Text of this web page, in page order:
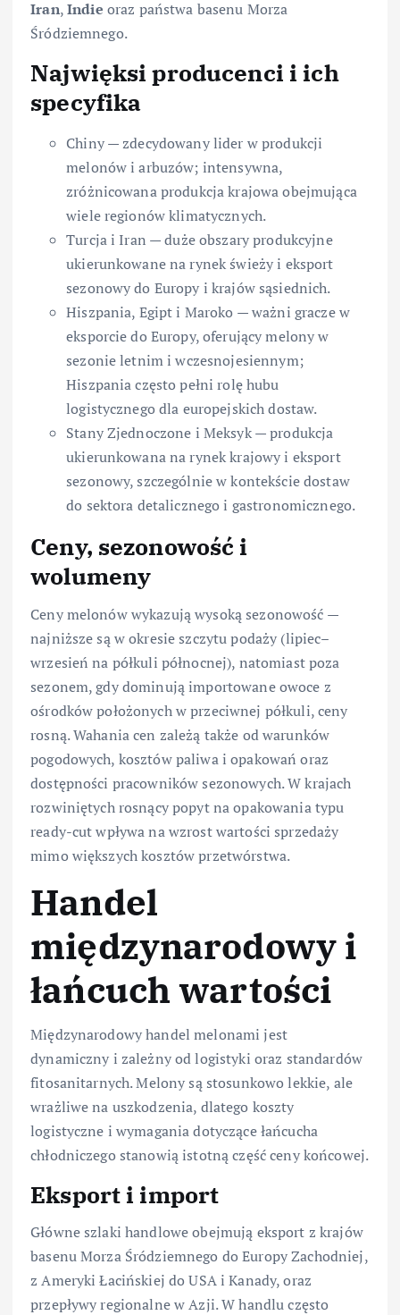
Iran,Indie oraz państwa basenu Morza
Śródziemnego.
Najwięksi producenci i ich
specyfika
Chiny — zdecydowany lider w produkcji
melonów i arbuzów; intensywna,
zróżnicowana produkcja krajowa obejmująca
wiele regionów klimatycznych.
Turcja i Iran — duże obszary produkcyjne
ukierunkowane na rynek świeży i eksport
sezonowy do Europy i krajów sąsiednich.
Hiszpania, Egipt i Maroko — ważni gracze w
eksporcie do Europy, oferujący melony w
sezonie letnim i wczesnojesiennym;
Hiszpania często pełni rolę hubu
logistycznego dla europejskich dostaw.
Stany Zjednoczone i Meksyk — produkcja
ukierunkowana na rynek krajowy i eksport
sezonowy, szczególnie w kontekście dostaw
do sektora detalicznego i gastronomicznego.
Ceny, sezonowość i
wolumeny
Ceny melonów wykazują wysoką sezonowość —
najniższe są w okresie szczytu podaży (lipiec–
wrzesień na półkuli północnej), natomiast poza
sezonem, gdy dominują importowane owoce z
ośrodków położonych w przeciwnej półkuli, ceny
rosną. Wahania cen zależą także od warunków
pogodowych, kosztów paliwa i opakowań oraz
dostępności pracowników sezonowych. W krajach
rozwiniętych rosnący popyt na opakowania typu
ready-cut wpływa na wzrost wartości sprzedaży
mimo większych kosztów przetwórstwa.
Handel
międzynarodowy i
łańcuch wartości
Międzynarodowy handel melonami jest
dynamiczny i zależny od logistyki oraz standardów
fitosanitarnych. Melony są stosunkowo lekkie, ale
wrażliwe na uszkodzenia, dlatego koszty
logistyczne i wymagania dotyczące łańcucha
chłodniczego stanowią istotną część ceny końcowej.
Eksport i import
Główne szlaki handlowe obejmują eksport z krajów
basenu Morza Śródziemnego do Europy Zachodniej,
z Ameryki Łacińskiej do USA i Kanady, oraz
przepływy regionalne w Azji. W handlu często